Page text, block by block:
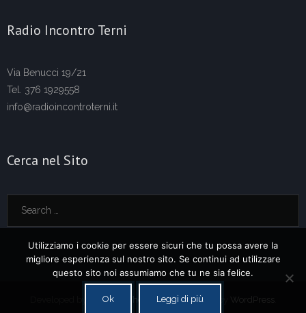
Radio Incontro Terni
Via Benucci 19/21
Tel. 376 1929558
info@radioincontroterni.it
Cerca nel Sito
Think Up Themes Ltd. Powered by WordPress
Utilizziamo i cookie per essere sicuri che tu possa avere la
migliore esperienza sul nostro sito. Se continui ad utilizzare
questo sito noi assumiamo che tu ne sia felice.
Ok Leggi di più